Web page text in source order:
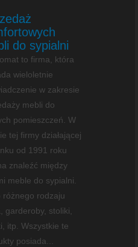
do sypialni
to firma, która
wieloletnie
w zakresie
mebli do
pomieszczeń. W
tej firmy działającej
od 1991 roku
znaleźć między
meble do sypialni.
różnego rodzaju
garderoby, stoliki,
itp. Wszystkie te
posiada...